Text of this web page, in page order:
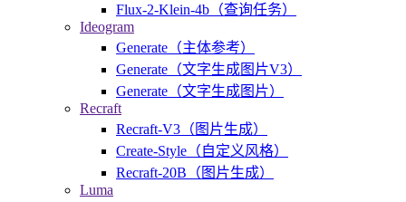
Flux-2-Klein-4b（查询任务）
Ideogram
Generate（主体参考）
Generate（文字生成图片V3）
Generate（文字生成图片）
Recraft
Recraft-V3（图片生成）
Create-Style（自定义风格）
Recraft-20B（图片生成）
Luma